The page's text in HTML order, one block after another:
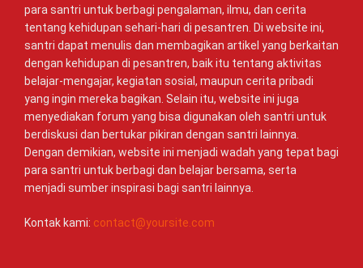
para santri untuk berbagi pengalaman, ilmu, dan cerita
tentang kehidupan sehari-hari di pesantren. Di website ini,
santri dapat menulis dan membagikan artikel yang berkaitan
dengan kehidupan di pesantren, baik itu tentang aktivitas
belajar-mengajar, kegiatan sosial, maupun cerita pribadi
yang ingin mereka bagikan. Selain itu, website ini juga
menyediakan forum yang bisa digunakan oleh santri untuk
berdiskusi dan bertukar pikiran dengan santri lainnya.
Dengan demikian, website ini menjadi wadah yang tepat bagi
para santri untuk berbagi dan belajar bersama, serta
menjadi sumber inspirasi bagi santri lainnya.
Kontak kami: contact@yoursite.com